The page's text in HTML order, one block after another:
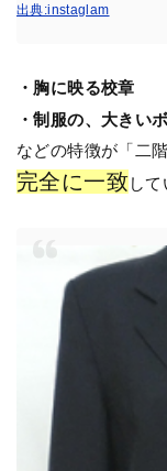
出典:instaglam
・胸に映る校章
・制服の、大きい
などの特徴が「二
完全に一致して